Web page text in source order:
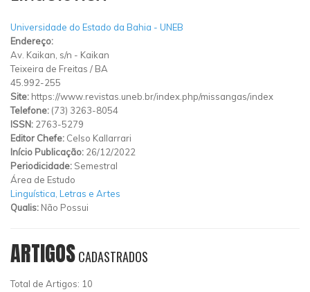
Universidade do Estado da Bahia - UNEB
Endereço:
Av. Kaikan, s/n - Kaikan
Teixeira de Freitas / BA
45.992-255
Site: https://www.revistas.uneb.br/index.php/missangas/index
Telefone: (73) 3263-8054
ISSN: 2763-5279
Editor Chefe: Celso Kallarrari
Início Publicação: 26/12/2022
Periodicidade: Semestral
Área de Estudo
Linguística, Letras e Artes
Qualis: Não Possui
ARTIGOSCADASTRADOS
Total de Artigos: 10